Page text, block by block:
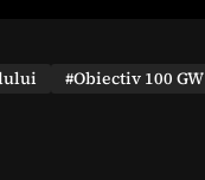
#Obiectiv 100 GW